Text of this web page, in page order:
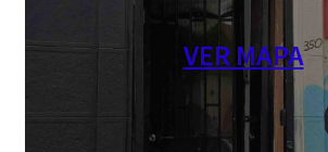
VER MAPA